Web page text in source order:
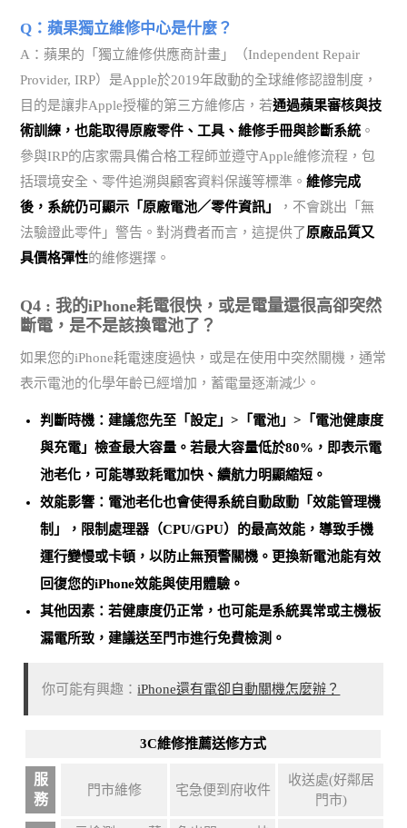
Q：蘋果獨立維修中心是什麼？
A：蘋果的「獨立維修供應商計畫」（Independent Repair
Provider, IRP）是Apple於2019年啟動的全球維修認證制度，
目的是讓非Apple授權的第三方維修店，若通過蘋果審核與技
術訓練，也能取得原廠零件、工具、維修手冊與診斷系統 。
參與IRP的店家需具備合格工程師並遵守Apple維修流程，包
括環境安全、零件追溯與顧客資料保護等標準。維修完成
後，系統仍可顯示「原廠電池／零件資訊」
，不會跳出「無
法驗證此零件」警告。對消費者而言，這提供了原廠品質又
具價格彈性的維修選擇。
Q4 : 我的iPhone耗電很快，或是電量還很高卻突然
斷電，是不是該換電池了？
如果您的iPhone耗電速度過快，或是在使用中突然關機，通常
表示電池的化學年齡已經增加，蓄電量逐漸減少。
判斷時機：建議您先至「設定」>「電池」>「電池健康度
與充電」檢查最大容量。若最大容量低於80%，即表示電
池老化 ，可能導致耗電加快、續航力明顯縮短。
效能影響：電池老化也會使得系統自動啟動「效能管理機
制」，限制處理器（CPU/GPU）的最高效能，導致手機
運行變慢或卡頓，以防止無預警關機。 更換新電池能有效
回復您的iPhone效能與使用體驗 。
其他因素：若健康度仍正常，也可能是系統異常或主機板
漏電所致 ，建議送至門市進行免費檢測。
你可能有興趣：iPhone還有電卻自動關機怎麼辦？
3C維修推薦送修方式
服
務
門市維修 宅急便到府收件
收送處(好鄰居
門市)